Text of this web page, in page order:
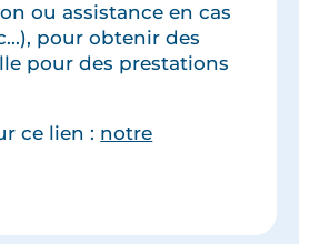
ou assistance en cas
pour obtenir des
pour des prestations
ce lien : notre